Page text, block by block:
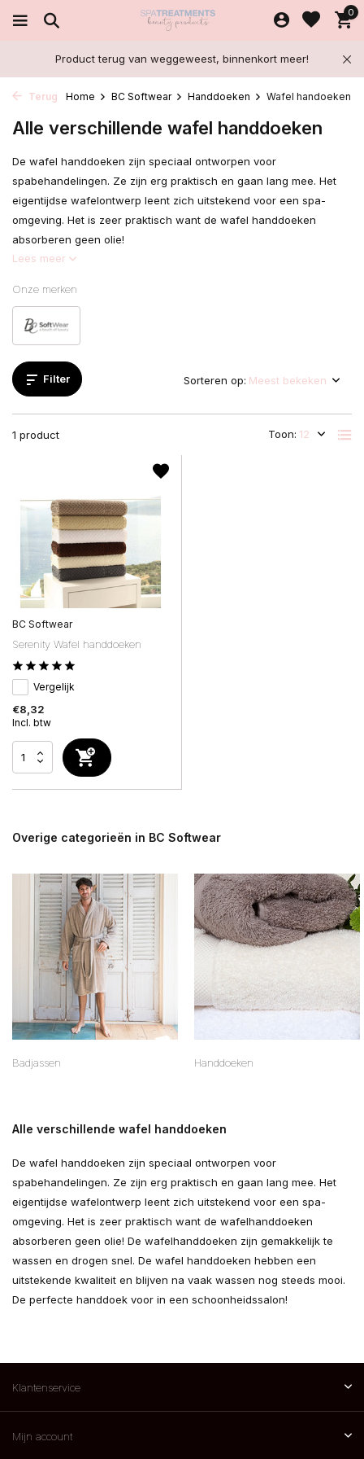
0
Product terug van weggeweest, binnenkort meer!
Terug Home BC Softwear Handdoeken Wafel handoeken
Alle verschillende wafel handdoeken
De wafel handdoeken zijn speciaal ontworpen voor
spabehandelingen. Ze zijn erg praktisch en gaan lang mee. Het
eigentijdse wafelontwerp leent zich uitstekend voor een spa-
omgeving. Het is zeer praktisch want de wafel handdoeken
absorberen geen olie!
Lees meer
Onze merken
Filter
1 product Toon:
Sorteren op:
BC Softwear
Serenity Wafel handdoeken
Vergelijk
€8,32
Incl. btw
Overige categorieën in BC Softwear
Badjassen Handdoeken
Alle verschillende wafel handdoeken
De wafel handdoeken zijn speciaal ontworpen voor
spabehandelingen. Ze zijn erg praktisch en gaan lang mee. Het
eigentijdse wafelontwerp leent zich uitstekend voor een spa-
omgeving. Het is zeer praktisch want de wafelhanddoeken
absorberen geen olie! De wafelhanddoeken zijn gemakkelijk te
wassen en drogen snel. De wafel handdoeken hebben een
uitstekende kwaliteit en blijven na vaak wassen nog steeds mooi.
De perfecte handdoek voor in een schoonheidssalon!
Klantenservice
Mijn account